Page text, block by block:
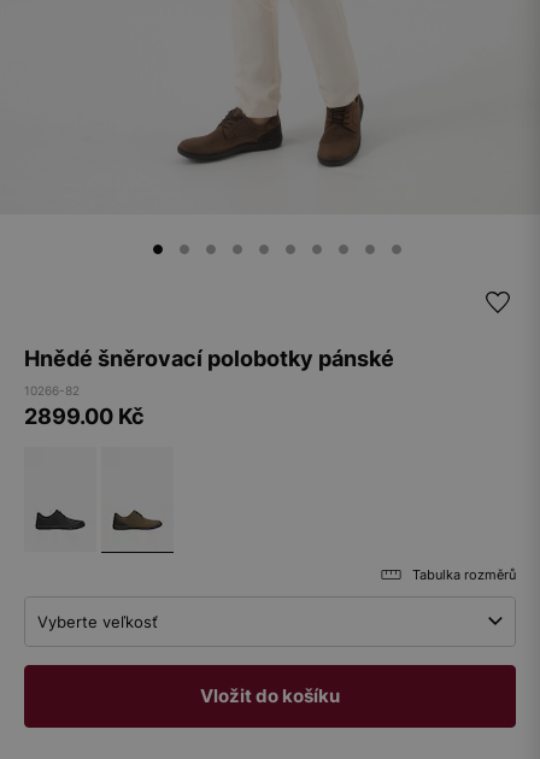
Hnědé šněrovací polobotky pánské
10266-82
2899.00 Kč
Tabulka rozměrů
Vyberte veľkosť
Vložit do košíku